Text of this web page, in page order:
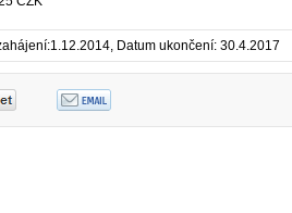
Datum ukončení: 30.4.2017